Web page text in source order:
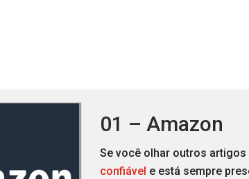
01 – Amazon
Se você olhar outros artigos
confiável e está sempre